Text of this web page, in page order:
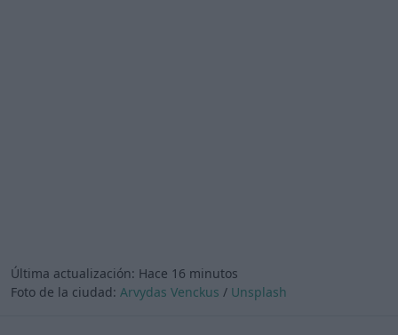
Última actualización: Hace 16 minutos
Foto de la ciudad: Arvydas Venckus / Unsplash